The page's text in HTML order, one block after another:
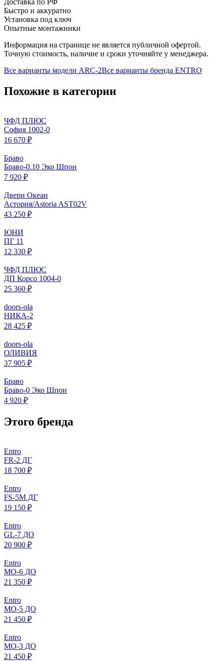
Доставка по РФ
Быстро и аккуратно
Установка под ключ
Опытные монтажники
Информация на странице не является публичной офертой.
Точную стоимость, наличие и сроки уточняйте у менеджера.
Все варианты модели ARC-2Все варианты бренда ENTRO
Похожие в категории
ЧФД ПЛЮС
София 1002-0
16 670 ₽
Браво
Браво-0.10 Эко Шпон
7 920 ₽
Двери Океан
Астория/Astoria AST02V
43 250 ₽
ЮНИ
ПГ 11
12 330 ₽
ЧФД ПЛЮС
ДП Корсо 1004-0
25 360 ₽
doors-ola
НИКА-2
28 425 ₽
doors-ola
ОЛИВИЯ
37 905 ₽
Браво
Браво-0 Эко Шпон
4 920 ₽
Этого бренда
Entro
FR-2 ДГ
18 700 ₽
Entro
FS-5M ДГ
19 150 ₽
Entro
GL-7 ДО
20 900 ₽
Entro
МO-6 ДО
21 350 ₽
Entro
МO-5 ДО
21 450 ₽
Entro
МO-3 ДО
21 450 ₽